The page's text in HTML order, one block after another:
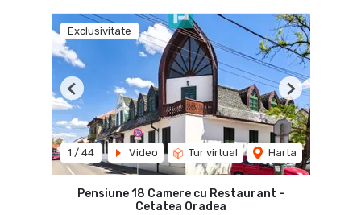
Exclusivitate
1 / 44 Video Tur virtual Harta
Previous Next
Pensiune 18 Camere cu Restaurant -
Cetatea Oradea